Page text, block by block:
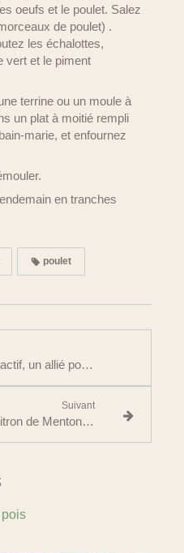
oeufs et le poulet. Salez
de poulet) .
les échalottes,
vert et le piment
terrine ou un moule à
un plat à moitié rempli
marie, et enfournez
en tranches
poulet
Un métabolisme actif, un allié pour la santé et le poids
Suivant
À l’heure de la Fête du Citron de Menton, redécouvrons ses vertus santé